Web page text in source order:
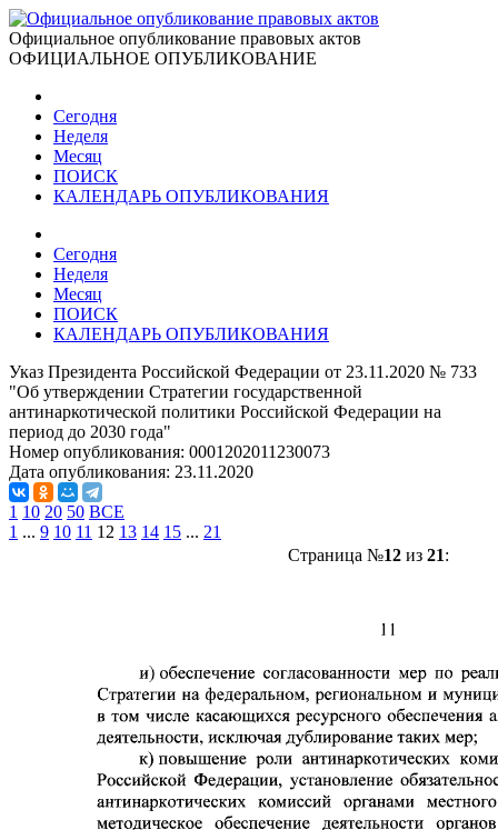
Официальное опубликование правовых актов
ОФИЦИАЛЬНОЕ ОПУБЛИКОВАНИЕ
Сегодня
Неделя
Месяц
ПОИСК
КАЛЕНДАРЬ ОПУБЛИКОВАНИЯ
Сегодня
Неделя
Месяц
ПОИСК
КАЛЕНДАРЬ ОПУБЛИКОВАНИЯ
Указ Президента Российской Федерации от 23.11.2020 № 733
"Об утверждении Стратегии государственной
антинаркотической политики Российской Федерации на
период до 2030 года"
Номер опубликования: 0001202011230073
Дата опубликования: 23.11.2020
1 10 20 50 ВСЕ
1 ... 9 10 11 12 13 14 15 ... 21
Страница №12из 21: